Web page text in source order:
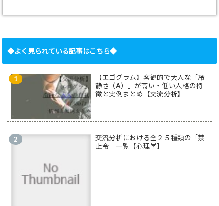
◆よく見られている記事はこちら◆
【エゴグラム】客観的で大人な「冷
静さ（A）」が高い・低い人格の特
徴と実例まとめ【交流分析】
交流分析における全２５種類の「禁
止令」一覧【心理学】